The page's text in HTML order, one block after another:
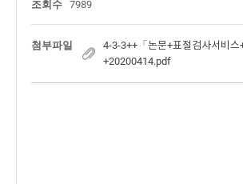
조회수
7989
첨부파일
4-3-3++「논문+표절검사서비스
+20200414.pdf